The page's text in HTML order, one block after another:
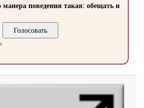
манера поведения такая: обещать и